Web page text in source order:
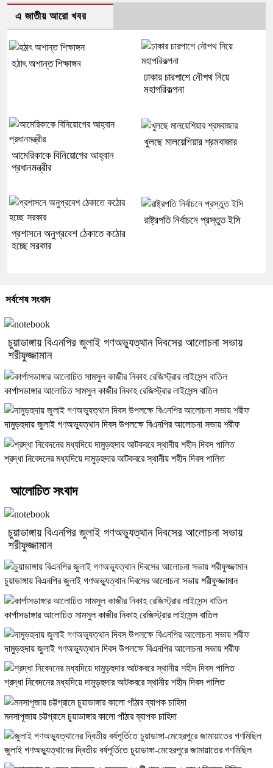
এ জাতীয় আরো খবর
হঠাৎ অশান্ত শিক্ষাঙ্গন
ঢাকার চারপাশে নৌপথ নিয়ে
মহাপরিকল্পনা
আমেরিকাকে বিনিয়োগের আহ্বান
প্রধানমন্ত্রীর
খুলছে মালয়েশিয়ার শ্রমবাজার
প্রশাসনে অনুপ্রবেশ ঠেকাতে কঠোর
হচ্ছে সরকার
রাষ্ট্রপতি নির্বাচনে প্রস্তুত ইসি
সর্বশেষ সংবাদ
চুয়াডাঙ্গায় বিএনপির জুলাই গণঅভ্যুত্থান দিবসের আলোচনা সভায়
শরীফুজ্জামান
কার্পাসডাঙ্গার আলোচিত সামসুল কাজীর নিকাহ রেজিস্ট্রার লাইসেন্স বাতিল
দামুড়হুদায় জুলাই গণঅভ্যুত্থান দিবস উপলক্ষে বিএনপির আলোচনা সভায় শরীফ
শ্রদ্ধা নিবেদনের মধ্যদিয়ে দামুড়হুদার আটকবরে স্থানীয় শহীদ দিবস পালিত
আলোচিত সংবাদ
চুয়াডাঙ্গায় বিএনপির জুলাই গণঅভ্যুত্থান দিবসের আলোচনা সভায়
শরীফুজ্জামান
চুয়াডাঙ্গায় বিএনপির জুলাই গণঅভ্যুত্থান দিবসের আলোচনা সভায় শরীফুজ্জামান
কার্পাসডাঙ্গার আলোচিত সামসুল কাজীর নিকাহ রেজিস্ট্রার লাইসেন্স বাতিল
দামুড়হুদায় জুলাই গণঅভ্যুত্থান দিবস উপলক্ষে বিএনপির আলোচনা সভায় শরীফ
শ্রদ্ধা নিবেদনের মধ্যদিয়ে দামুড়হুদার আটকবরে স্থানীয় শহীদ দিবস পালিত
মনসাপূজায় চট্টগ্রামে চুয়াডাঙ্গার কালো পাঁঠার ব্যাপক চাহিদা
জুলাই গণঅভ্যুত্থানের দ্বিতীয় বর্ষপূর্তিতে চুয়াডাঙ্গা-মেহেরপুরে জামায়াতের গণমিছিল